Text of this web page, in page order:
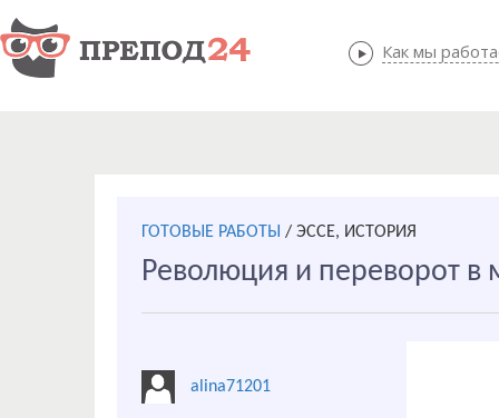
Как мы
Как мы
ГОТОВЫЕ РАБОТЫ / ЭССЕ, ИСТОРИЯ
Революция и переворот в
alina71201